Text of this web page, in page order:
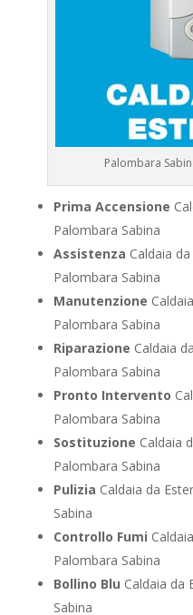
Palombara
Prima Accensione
Palombara Sabina
Assistenza Caldaia
Palombara Sabina
Manutenzione
Palombara Sabina
Riparazione Caldaia
Palombara Sabina
Pronto Intervento
Palombara Sabina
Sostituzione Caldaia
Palombara Sabina
Pulizia Caldaia da
Sabina
Controllo Fumi
Palombara Sabina
Bollino Blu Caldaia da
Sabina